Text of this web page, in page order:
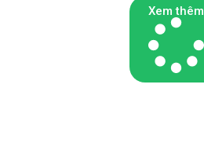
Xem thêm